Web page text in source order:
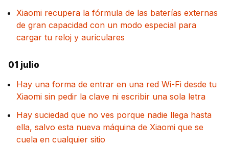
Xiaomi recupera la fórmula de las baterías externas
de gran capacidad con un modo especial para
cargar tu reloj y auriculares
01 julio
Hay una forma de entrar en una red Wi-Fi desde tu
Xiaomi sin pedir la clave ni escribir una sola letra
Hay suciedad que no ves porque nadie llega hasta
ella, salvo esta nueva máquina de Xiaomi que se
cuela en cualquier sitio